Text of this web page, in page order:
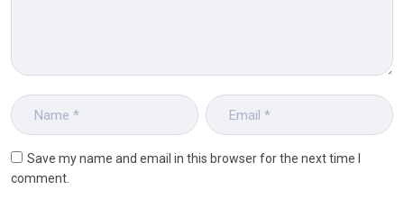
Save my name and email in this browser for the next time I
comment.